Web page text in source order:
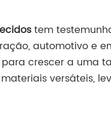
tem
automotivo e
crescer a uma
versáteis,